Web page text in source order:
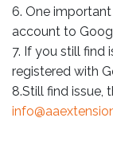
6. One
account to
7. If you still find
registered with
8.Still find issue,